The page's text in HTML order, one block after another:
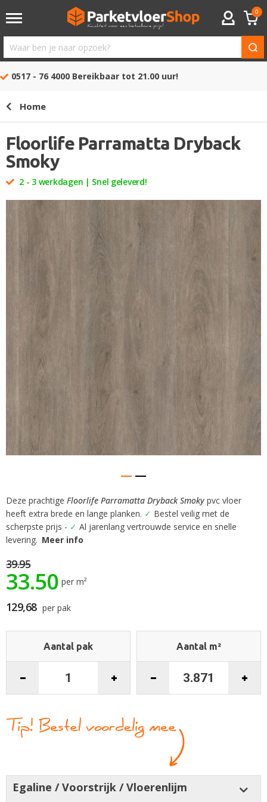
ACCOUNT
0
Waar
ben
opzoek?
0517 - 76 4000 Bereikbaar tot 21.00 uur!
Home
Floorlife Parramatta Dryback
Smoky
2 - 3 werkdagen | Snel geleverd!
einde
afbeeldingen-
gallerij
Ga
naar
het
begin
de
afbeeldingen-
gallerij
Deze prachtige Floorlife Parramatta Dryback Smoky pvc vloer
heeft extra brede en lange planken. ✓ Bestel veilig met de
scherpste prijs - ✓ Al jarenlang vertrouwde service en snelle
levering. Meer info
39.95
33.50 per m²
129,68 per pak
Aantal pak Aantal m²
Egaline / Voorstrijk / Vloerenlijm